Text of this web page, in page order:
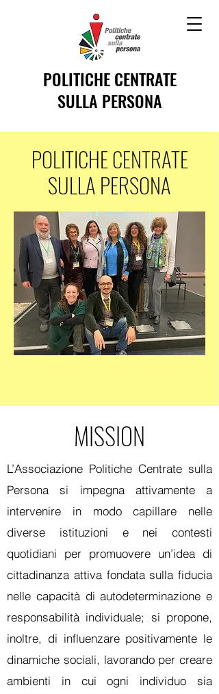
POLITICHE CENTRATE
SULLA PERSONA
POLITICHE CENTRATE
SULLA PERSONA
MISSION
L’Associazione Politiche Centrate sulla
Persona si impegna attivamente a
intervenire in modo capillare nelle
diverse istituzioni e nei contesti
quotidiani per promuovere un’idea di
cittadinanza attiva fondata sulla fiducia
nelle capacità di autodeterminazione e
responsabilità individuale; si propone,
inoltre, di influenzare positivamente le
dinamiche sociali, lavorando per creare
ambienti in cui ogni individuo sia